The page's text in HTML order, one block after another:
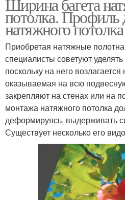
потолка. Профиль
натяжного потолка
Приобретая натяжные
специалисты советуют
поскольку на него
оказываемая на всю
закрепляют на стенах или на
монтажа натяжного потолка
деформируясь, выдерживать
Существует несколько его